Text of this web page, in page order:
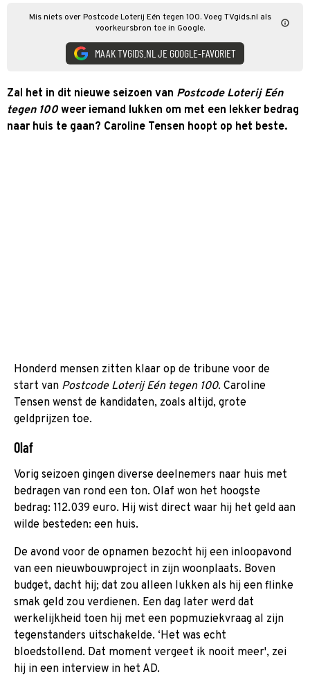
Mis niets over Postcode Loterij Eén tegen 100. Voeg TVgids.nl als
voorkeursbron toe in Google.
MAAK TVGIDS.NL JE GOOGLE-FAVORIET
Zal het in dit nieuwe seizoen van Postcode Loterij Eén
tegen 100 weer iemand lukken om met een lekker bedrag
naar huis te gaan? Caroline Tensen hoopt op het beste.
Honderd mensen zitten klaar op de tribune voor de
start van Postcode Loterij Eén tegen 100. Caroline
Tensen wenst de kandidaten, zoals altijd, grote
geldprijzen toe.
Olaf
Vorig seizoen gingen diverse deelnemers naar huis met
bedragen van rond een ton. Olaf won het hoogste
bedrag: 112.039 euro. Hij wist direct waar hij het geld aan
wilde besteden: een huis.
De avond voor de opnamen bezocht hij een inloopavond
van een nieuwbouwproject in zijn woonplaats. Boven
budget, dacht hij; dat zou alleen lukken als hij een flinke
smak geld zou verdienen. Een dag later werd dat
werkelijkheid toen hij met een popmuziekvraag al zijn
tegenstanders uitschakelde. ‘Het was echt
bloedstollend. Dat moment vergeet ik nooit meer', zei
hij in een interview in het AD.